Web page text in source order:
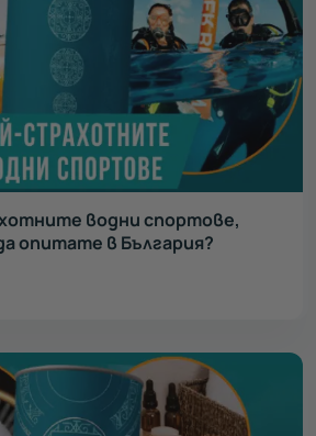
водни спортове,
опитате в България?